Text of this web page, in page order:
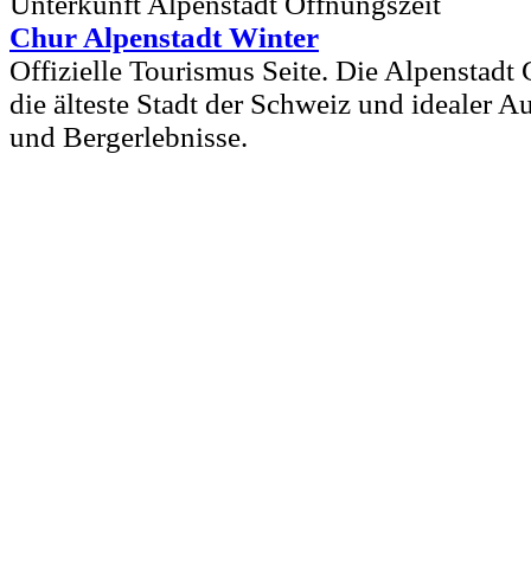
Chur Alpenstadt Winter
Offizielle Tourismus Seite. Die Alpenstadt
die älteste Stadt der Schweiz und idealer
und Bergerlebnisse.